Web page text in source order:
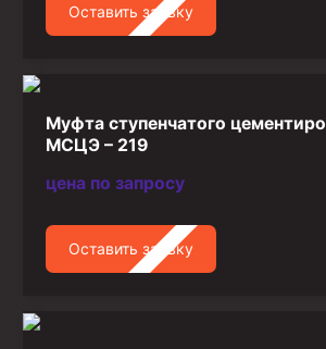
Оставить заявку
Муфта ступенчатого
МСЦЭ – 219
цена по запросу
Оставить заявку